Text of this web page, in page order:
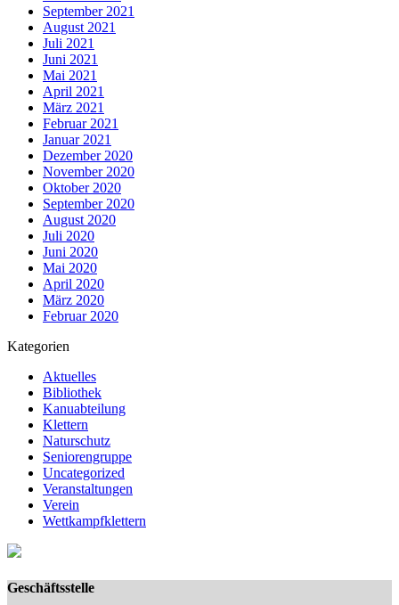
September 2021
August 2021
Juli 2021
Juni 2021
Mai 2021
April 2021
März 2021
Februar 2021
Januar 2021
Dezember 2020
November 2020
Oktober 2020
September 2020
August 2020
Juli 2020
Juni 2020
Mai 2020
April 2020
März 2020
Februar 2020
Kategorien
Aktuelles
Bibliothek
Kanuabteilung
Klettern
Naturschutz
Seniorengruppe
Uncategorized
Veranstaltungen
Verein
Wettkampfklettern
Geschäftsstelle